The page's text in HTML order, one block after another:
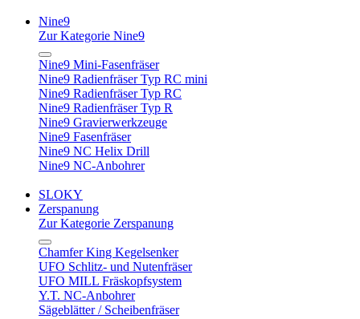
Nine9
Zur Kategorie Nine9
Nine9 Mini-Fasenfräser
Nine9 Radienfräser Typ RC mini
Nine9 Radienfräser Typ RC
Nine9 Radienfräser Typ R
Nine9 Gravierwerkzeuge
Nine9 Fasenfräser
Nine9 NC Helix Drill
Nine9 NC-Anbohrer
SLOKY
Zerspanung
Zur Kategorie Zerspanung
Chamfer King Kegelsenker
UFO Schlitz- und Nutenfräser
UFO MILL Fräskopfsystem
Y.T. NC-Anbohrer
Sägeblätter / Scheibenfräser